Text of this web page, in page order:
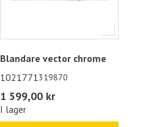
Blandare vector chrome
1021771319870
1 599,00 kr
I lager